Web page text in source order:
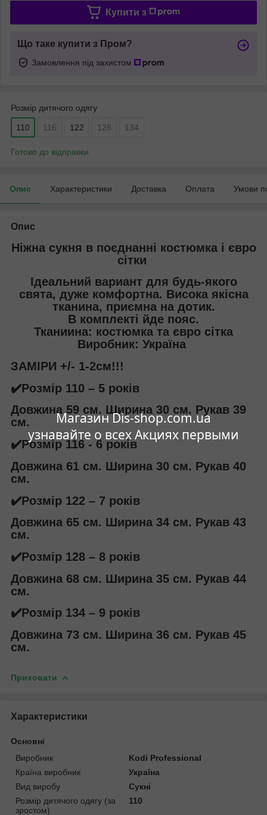
Магазин Dis-shop.com.ua
узнавайте о всех Акциях первыми
Купити з
Що таке купити з Пром?
Замовлення під захистом
Розмір дитячого одягу
110 116 122 128 134
Готово до відправки
Опис Характеристики Доставка Оплата Умови
Опис
Ніжна сукня в поєднанні костюмка і євро
сітки
Ідеальний вариант для будь-якого
свята, дуже комфортна. Висока якісна
тканина, приємна на дотик.
В комплекті йде пояс.
Тканиина: костюмка та євро сітка
Виробник: Україна
ЗАМІРИ +/- 1-2см!!!
✔️Розмір 110 – 5 років
Довжина 59 см. Ширина 30 см. Рукав 39
см.
✔️Розмір 116 - 6 років
Довжина 61 см. Ширина 30 см. Рукав 40
см.
✔️Розмір 122 – 7 років
Довжина 65 см. Ширина 34 см. Рукав 43
см.
✔️Розмір 128 – 8 років
Довжина 68 см. Ширина 35 см. Рукав 44
см.
✔️Розмір 134 – 9 років
Довжина 73 см. Ширина 36 см. Рукав 45
см.
Приховати
Характеристики
Основні
Виробник
Kodi Professional
Країна виробник
Україна
Вид виробу
Сукні
Розмір дитячого одягу (за
зростом)
110